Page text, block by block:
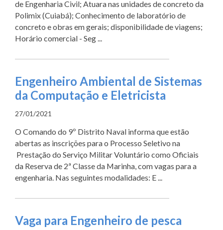
de Engenharia Civil; Atuara nas unidades de concreto da
Polimix (Cuiabá); Conhecimento de laboratório de
concreto e obras em gerais; disponibilidade de viagens;
Horário comercial - Seg ...
Engenheiro Ambiental de Sistemas
da Computação e Eletricista
27/01/2021
O Comando do 9º Distrito Naval informa que estão
abertas as inscrições para o Processo Seletivo na
Prestação do Serviço Militar Voluntário como Oficiais
da Reserva de 2ª Classe da Marinha, com vagas para a
engenharia. Nas seguintes modalidades: E ...
Vaga para Engenheiro de pesca